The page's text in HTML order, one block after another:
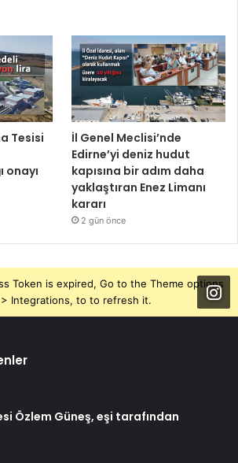
Tesisi
onayı
İl Genel Meclisi’nde
Edirne’yi deniz hudut
kapısına bir adım daha
yaklaştıran Enez Limanı
kararı
2 gün önce
Token is expired, Go to the Theme options
> Integrations, to to refresh it.
Özlem Güneş, eşi tarafından